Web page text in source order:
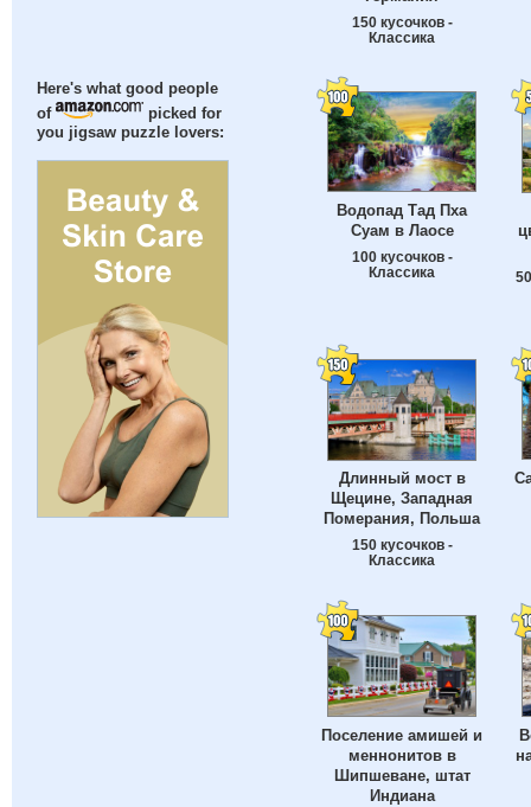
Here's what good people
of
picked for
you jigsaw puzzle lovers:
150 кусочков -
Классика
Водопад Тад Пха
Суам в Лаосе
100 кусочков -
Классика
Длинный мост в
Щецине, Западная
Померания, Польша
150 кусочков -
Классика
Поселение амишей и
меннонитов в
Шипшеване, штат
Индиана